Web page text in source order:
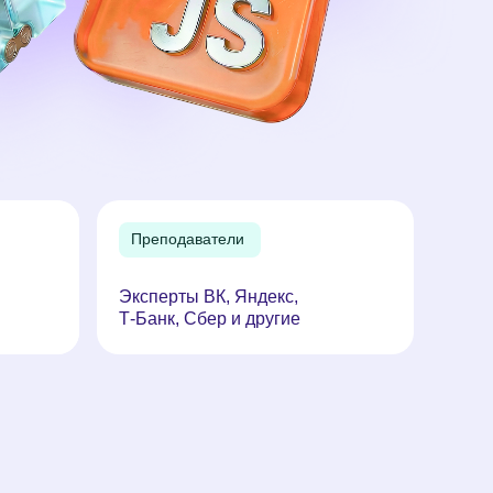
Эксперты ВК, Яндекс,
Т-Банк, Сбер и другие
Преподаватели